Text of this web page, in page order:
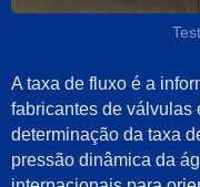
A taxa de fluxo é a
fabricantes de válvulas
determinação da taxa
pressão dinâmica da